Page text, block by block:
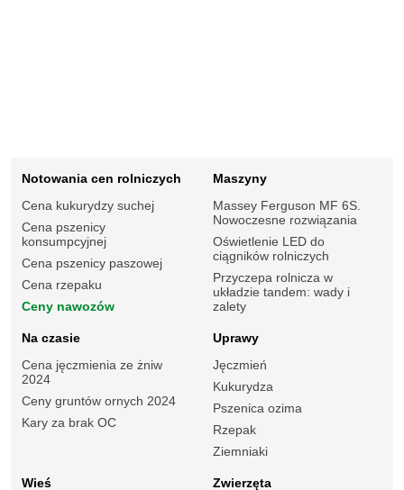
Notowania cen rolniczych
Cena kukurydzy suchej
Cena pszenicy
konsumpcyjnej
Cena pszenicy paszowej
Cena rzepaku
Ceny nawozów
Maszyny
Massey Ferguson MF 6S.
Nowoczesne rozwiązania
Oświetlenie LED do
ciągników rolniczych
Przyczepa rolnicza w
układzie tandem: wady i
zalety
Na czasie
Cena jęczmienia ze żniw
2024
Ceny gruntów ornych 2024
Kary za brak OC
Uprawy
Jęczmień
Kukurydza
Pszenica ozima
Rzepak
Ziemniaki
Wieś Zwierzęta